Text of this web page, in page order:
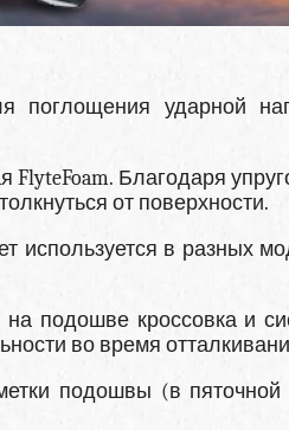
поглощения ударной
FlyteFoam. Благодаря
от поверхности.
используется в разных
на подошве кроссовка и
во время
подошвы (в пяточной